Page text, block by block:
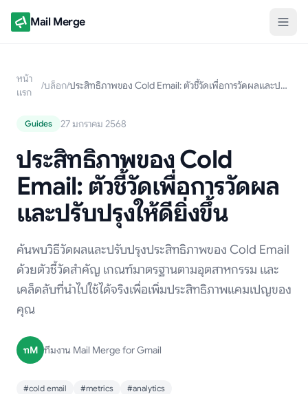
Mail Merge
หน้า
แรก
/บล็อก/ ประสิทธิภาพของ Cold Email: ตัวชี้วัดเพื่อการวัดผลและปรับปรุงให้ดียิ่งขึ้น
Guides 27 มกราคม 2568
ประสิทธิภาพของ Cold
Email: ตัวชี้วัดเพื่อการวัดผล
และปรับปรุงให้ดียิ่งขึ้น
ค้นพบวิธีวัดผลและปรับปรุงประสิทธิภาพของ Cold Email
ด้วยตัวชี้วัดสำคัญ เกณฑ์มาตรฐานตามอุตสาหกรรม และ
เคล็ดลับที่นำไปใช้ได้จริงเพื่อเพิ่มประสิทธิภาพแคมเปญของ
คุณ
ทM ทีมงาน Mail Merge for Gmail
#cold email #metrics #analytics